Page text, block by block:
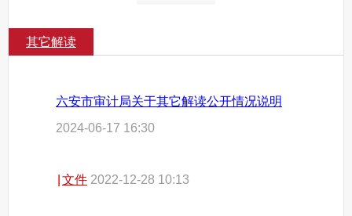
其它解读
六安市审计局关于其它解读公开情况说明
2024-06-17 16:30
文件 2022-12-28 10:13